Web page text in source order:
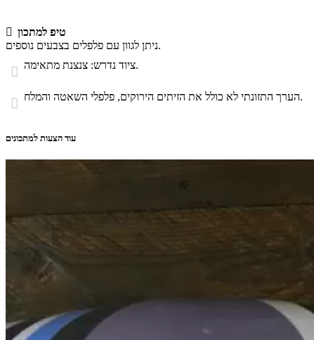
 טיפ למתכון
ניתן לגוון עם פלפלים בצבעים נוספים.
 ציוד נדרש: צנצנת מתאימה.
 הערך התזונתי לא כולל את הזיתים הירוקים, פלפלי השאטה והמלח.
עוד הצעות למתכונים